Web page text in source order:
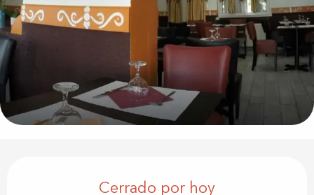
Cerrado por hoy